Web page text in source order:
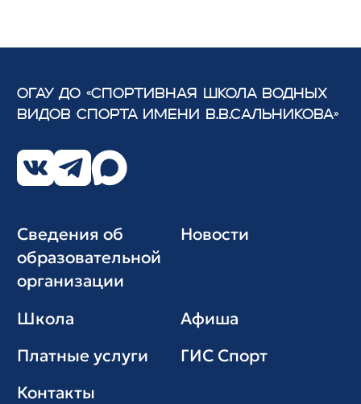
ОГАУ ДО «СПОРТИВНАЯ ШКОЛА ВОДНЫХ
ВИДОВ СПОРТА ИМЕНИ В.В.САЛЬНИКОВА»
Сведения об
образовательной
организации
Новости
Школа
Афиша
Платные услуги
ГИС Cпорт
Контакты